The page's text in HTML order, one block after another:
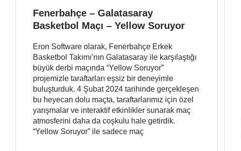
Fenerbahçe – Galatasaray
Basketbol Maçı – Yellow Soruyor
Eron Software olarak, Fenerbahçe Erkek
Basketbol Takımı’nın Galatasaray ile karşılaştığı
büyük derbi maçında “Yellow Soruyor”
projemizle taraftarları eşsiz bir deneyimle
buluşturduk. 4 Şubat 2024 tarihinde gerçekleşen
bu heyecan dolu maçta, taraftarlarımız için özel
yarışmalar ve interaktif etkinlikler sunarak maç
atmosferini daha da coşkulu hale getirdik.
“Yellow Soruyor” ile sadece maç